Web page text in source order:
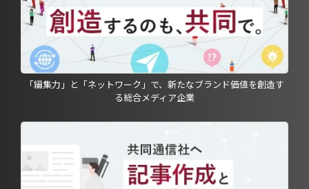
「編集力」と「ネットワーク」で、新たなブランド価値を創造す
る総合メディア企業